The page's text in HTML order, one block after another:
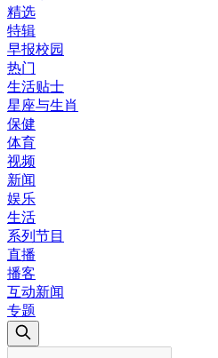
精选
特辑
早报校园
热门
生活贴士
星座与生肖
保健
体育
视频
新闻
娱乐
生活
系列节目
直播
播客
互动新闻
专题